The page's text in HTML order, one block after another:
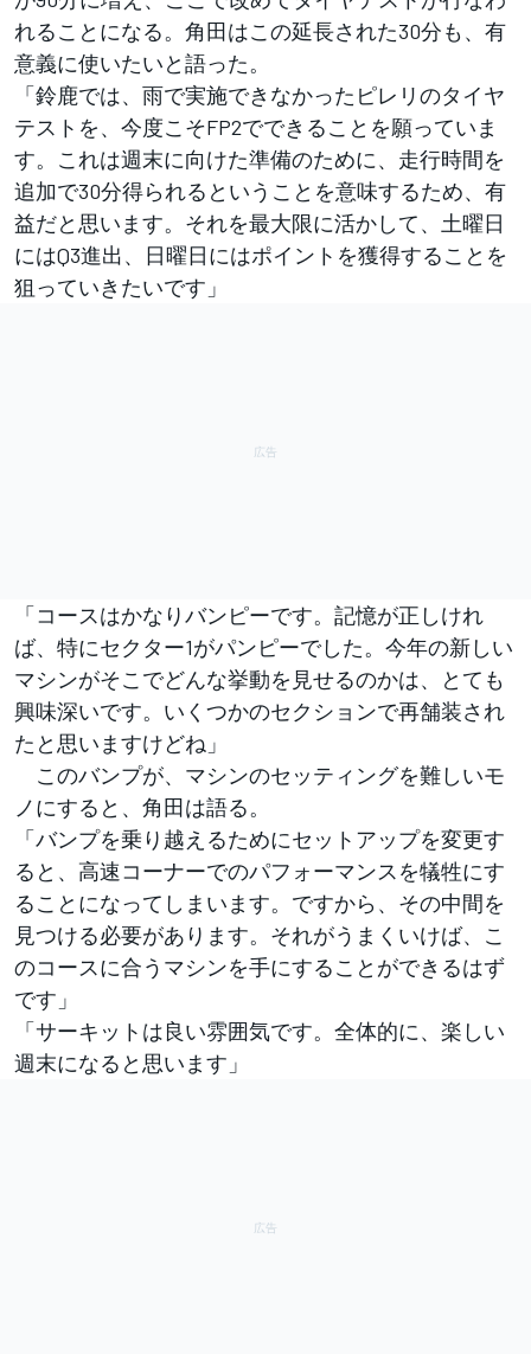
れることになる。角田はこの延長された30分も、有
意義に使いたいと語った。
「鈴鹿では、雨で実施できなかったピレリのタイヤ
テストを、今度こそFP2でできることを願っていま
す。これは週末に向けた準備のために、走行時間を
追加で30分得られるということを意味するため、有
益だと思います。それを最大限に活かして、土曜日
にはQ3進出、日曜日にはポイントを獲得することを
狙っていきたいです」
「コースはかなりバンピーです。記憶が正しけれ
ば、特にセクター1がパンピーでした。今年の新しい
マシンがそこでどんな挙動を見せるのかは、とても
興味深いです。いくつかのセクションで再舗装され
たと思いますけどね」
このバンプが、マシンのセッティングを難しいモ
ノにすると、角田は語る。
「バンプを乗り越えるためにセットアップを変更す
ると、高速コーナーでのパフォーマンスを犠牲にす
ることになってしまいます。ですから、その中間を
見つける必要があります。それがうまくいけば、こ
のコースに合うマシンを手にすることができるはず
です」
「サーキットは良い雰囲気です。全体的に、楽しい
週末になると思います」